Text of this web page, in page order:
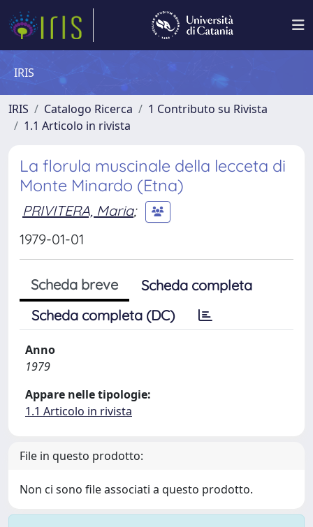
IRIS
IRIS Catalogo Ricerca
1 Contributo su Rivista
1.1 Articolo in rivista
La florula muscinale della lecceta di
Monte Minardo (Etna)
PRIVITERA, Maria;
1979-01-01
Scheda breve
Scheda completa
Scheda completa (DC)
Anno
1979
Appare nelle tipologie:
1.1 Articolo in rivista
File in questo prodotto:
Non ci sono file associati a questo prodotto.